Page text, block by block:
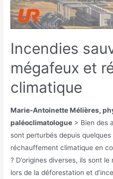
Incendies
mégafeux et
climatique
Marie-Antoinette Mélières,
paléoclimatologue > Bien des
sont perturbés depuis
réchauffement climatique en
? D’origines diverses, ils sont le
lors de la déforestation et